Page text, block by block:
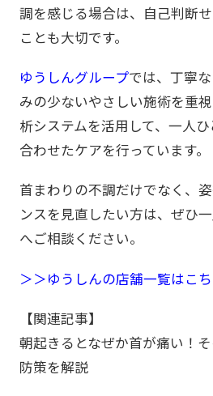
調を感じる場合は、自己判断
ことも大切です。
ゆうしんグループでは、丁寧
みの少ないやさしい施術を重
析システムを活用して、一人
合わせたケアを行っています。
首まわりの不調だけでなく、
ンスを見直したい方は、ぜひ
へご相談ください。
＞＞ゆうしんの店舗一覧はこ
【関連記事】
朝起きるとなぜか首が痛い！
防策を解説